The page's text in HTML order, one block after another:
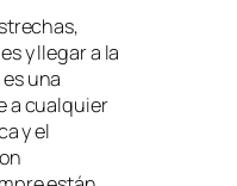
y llegar a la
una
a cualquier
y el